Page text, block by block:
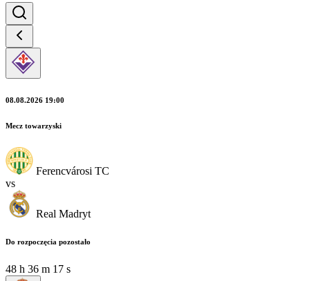
08.08.2026 19:00
Mecz towarzyski
Ferencvárosi TC
vs
Real Madryt
Do rozpoczęcia pozostało
48 h 36 m 15 s